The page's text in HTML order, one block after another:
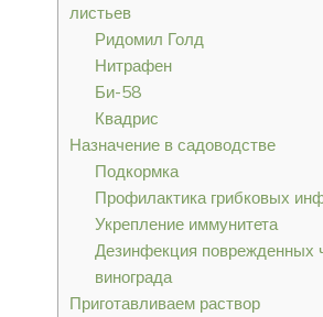
листьев
Ридомил Голд
Нитрафен
Би-58
Квадрис
Назначение в садоводстве
Подкормка
Профилактика грибковых
Укрепление иммунитета
Дезинфекция поврежденных
винограда
Приготавливаем раствор